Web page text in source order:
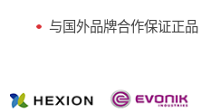
与国外品牌合作保证正品